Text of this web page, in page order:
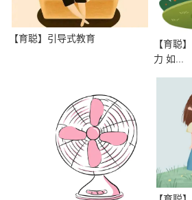
【育聪】引导式教育
【育聪
力 如...